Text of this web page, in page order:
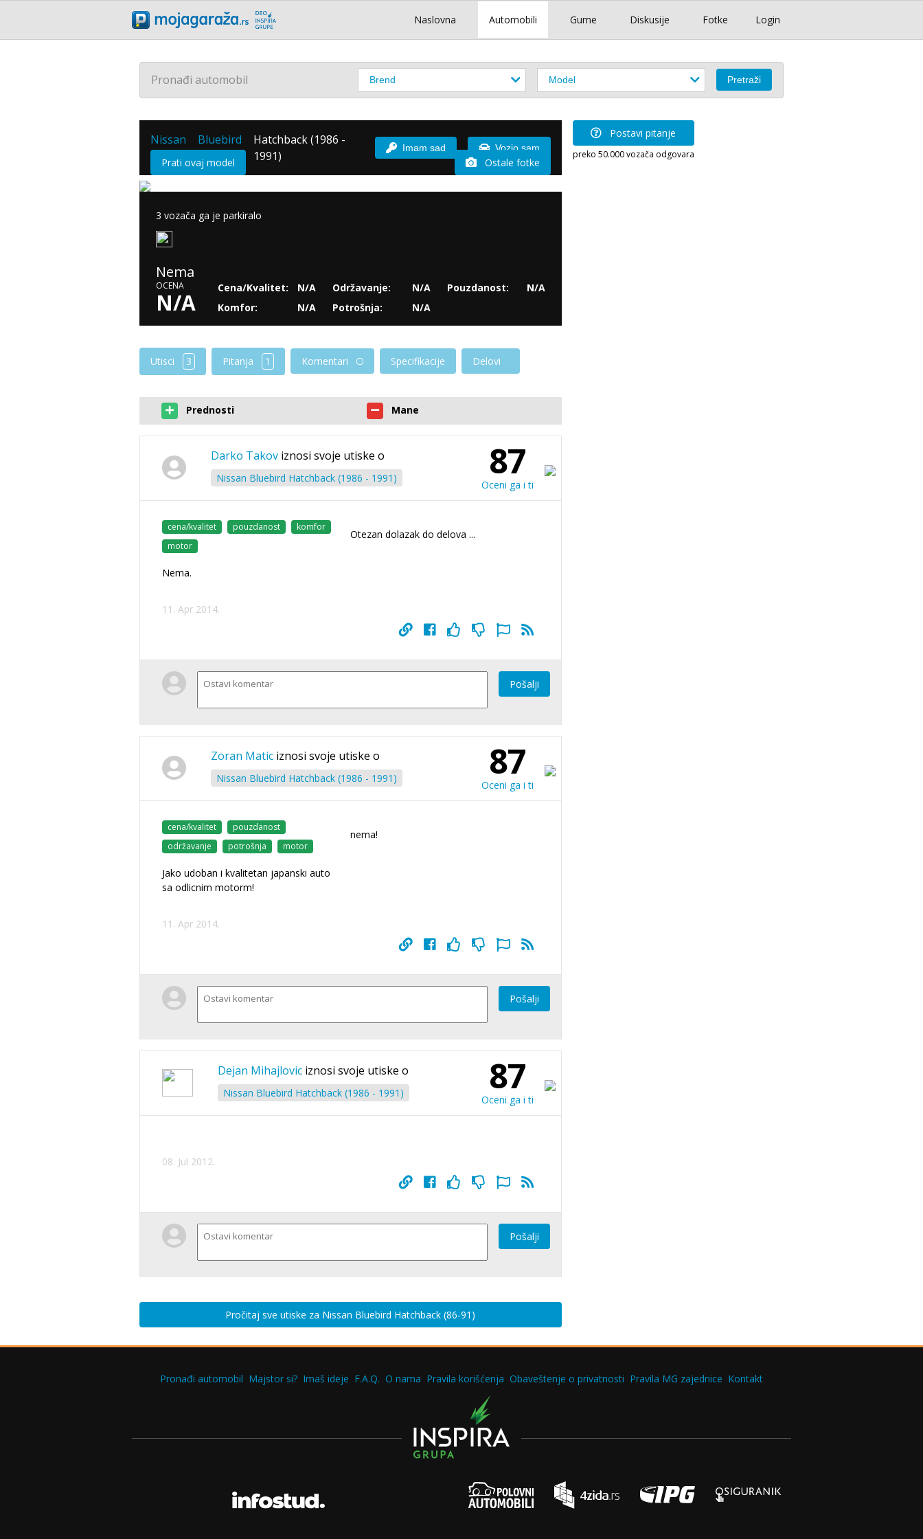
Login
Naslovna Automobili Gume Diskusije Fotke
Pronađi automobil
Nissan
Bluebird
/
Hatchback (1986 -
1991)
Imam sad Vozio sam
Prati ovaj model Ostale fotke
3 vozača ga je parkiralo
Nema
OCENA
N/A
Cena/Kvalitet:
N/A
Komfor:
N/A
Održavanje:
N/A
Potrošnja:
N/A
Pouzdanost: N/A
Utisci 3 Pitanja 1 Komentari Specifikacije Delovi
Prednosti Mane
Darko Takov iznosi svoje utiske o
Nissan Bluebird Hatchback (1986 - 1991) 87
Oceni ga i ti
cena/kvalitet pouzdanost
komfor
motor
Nema.
Otezan dolazak do delova ...
11. Apr 2014.
Pošalji
Zoran Matic iznosi svoje utiske o
Nissan Bluebird Hatchback (1986 - 1991) 87
Oceni ga i ti
cena/kvalitet
pouzdanost
održavanje
potrošnja motor
Jako udoban i kvalitetan japanski auto
sa odlicnim motorm!
nema!
11. Apr 2014.
Pošalji
Dejan Mihajlovic iznosi svoje utiske o
Nissan Bluebird Hatchback (1986 - 1991) 87
Oceni ga i ti
08. Jul 2012.
Pošalji
Pročitaj sve utiske za Nissan Bluebird Hatchback (86-91)
Postavi pitanje
preko 50.000 vozača odgovara
Pronađi automobil Majstor si? Imaš ideje F.A.Q. O nama Pravila korišćenja Obaveštenje o privatnosti Pravila MG zajednice Kontakt